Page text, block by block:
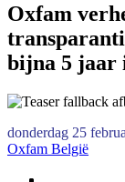
Oxfam
bijna 5 jaar
donderdag 25
Oxfam België